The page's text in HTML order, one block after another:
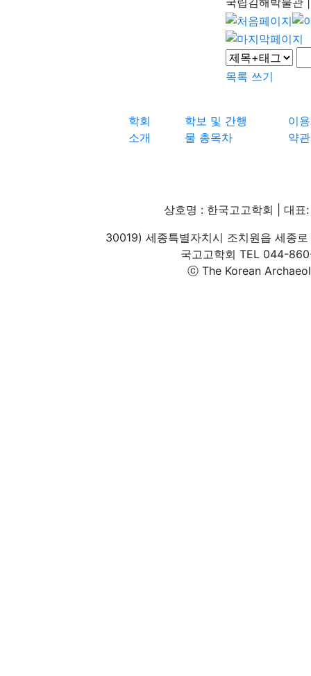
목록 쓰기
학회
소개
학보 및 간행
물 총목차
이용
약관
상호명 : 한국고고학회 | 대
30019) 세종특별자치시 조치원읍 세종
국고고학회 TEL 044-
ⓒ The Korean